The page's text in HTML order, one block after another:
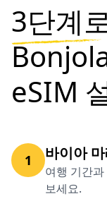
3단계
eSIM
1 바이아
여행 기간
보세요.